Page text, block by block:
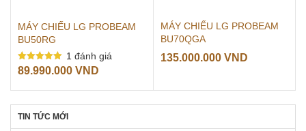
MÁY CHIẾU LG PROBEAM
BU50RG
Được xếp
hạng
5 sao
1 đánh giá
89.990.000 VND
MÁY CHIẾU LG PROBEAM
BU70QGA
135.000.000 VND
TIN TỨC MỚI